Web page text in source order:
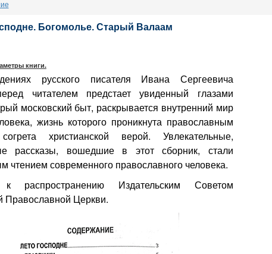
Богомолье. Старый Валаам
книги.
русского писателя Ивана Сергеевича
читателем предстает увиденный глазами
московский быт, раскрывается внутренний мир
жизнь которого проникнута православным
христианской верой. Увлекательные,
рассказы, вошедшие в этот сборник, стали
чтением современного православного человека.
распространению Издательским Советом
Православной Церкви.